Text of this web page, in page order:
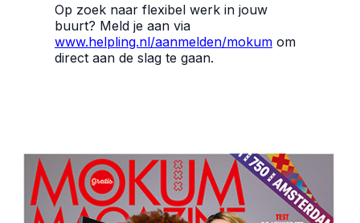
Op zoek naar flexibel werk in jouw
buurt? Meld je aan via
www.helpling.nl/aanmelden/mokumom
direct aan de slag te gaan.